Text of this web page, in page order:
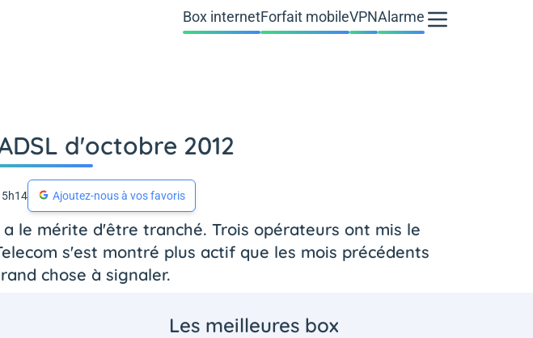
Box internetForfait mobileVPNAlarme
d'octobre 2012
Ajoutez-nous à vos favoris
le mérite d'être tranché. Trois opérateurs ont mis le
s'est montré plus actif que les mois précédents
chose à signaler.
Les meilleures box